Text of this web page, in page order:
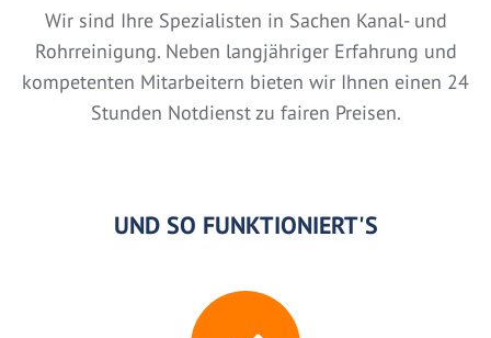
Wir sind Ihre Spezialisten in Sachen Kanal- und
Rohrreinigung. Neben langjähriger Erfahrung und
kompetenten Mitarbeitern bieten wir Ihnen einen 24
Stunden Notdienst zu fairen Preisen.
UND SO FUNKTIONIERT'S